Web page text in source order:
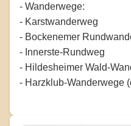
- Wanderwege:
- Karstwanderweg
- Bockenemer
- Innerste-Rundweg
- Hildesheimer Wald-
- Harzklub-Wanderwege